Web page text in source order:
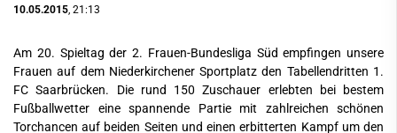
10.05.2015 , 21:13
Am 20. Spieltag der 2. Frauen-Bundesliga Süd empfingen unsere
Frauen auf dem Niederkirchener Sportplatz den Tabellendritten 1.
FC Saarbrücken. Die rund 150 Zuschauer erlebten bei bestem
Fußballwetter eine spannende Partie mit zahlreichen schönen
Torchancen auf beiden Seiten und einen erbitterten Kampf um den